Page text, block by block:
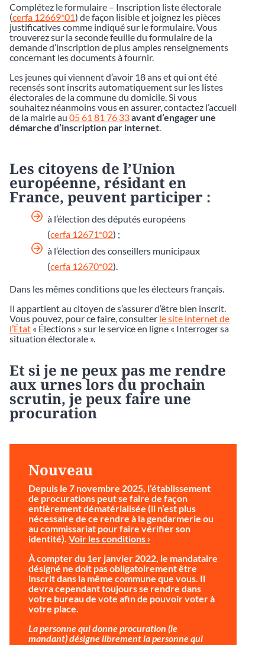
Complétez le formulaire – Inscription liste électorale
(cerfa 12669*01) de façon lisible et joignez les pièces
justificatives comme indiqué sur le formulaire. Vous
trouverez sur la seconde feuille du formulaire de la
demande d’inscription de plus amples renseignements
concernant les documents à fournir.
Les jeunes qui viennent d’avoir 18 ans et qui ont été
recensés sont inscrits automatiquement sur les listes
électorales de la commune du domicile. Si vous
souhaitez néanmoins vous en assurer, contactez l’accueil
de la mairie au 05 61 81 76 33avant d’engager une
démarche d’inscription par internet
Les citoyens de l’Union
européenne, résidant en
France, peuvent participer :
à l’élection des députés européens
(cerfa 12671*02) ;
à l’élection des conseillers municipaux
(cerfa 12670*02).
Dans les mêmes conditions que les électeurs français.
Il appartient au citoyen de s’assurer d’être bien inscrit.
Vous pouvez, pour ce faire, consulter le site internet de
l’État « Élections » sur le service en ligne « Interroger sa
situation électorale ».
Et si je ne peux pas me rendre
aux urnes lors du prochain
scrutin, je peux faire une
procuration
Nouveau
Depuis le 7 novembre 2025, l’établissement
de procurations peut se faire de façon
entièrement dématérialisée (il n’est plus
nécessaire de ce rendre à la gendarmerie ou
au commissariat pour faire vérifier son
identité). Voir les conditions ›
À compter du 1er janvier 2022, le mandataire
désigné ne doit pas obligatoirement être
inscrit dans la même commune que vous. Il
devra cependant toujours se rendre dans
votre bureau de vote afin de pouvoir voter à
votre place.
La personne qui donne procuration (le
mandant) désigne librement la personne qui